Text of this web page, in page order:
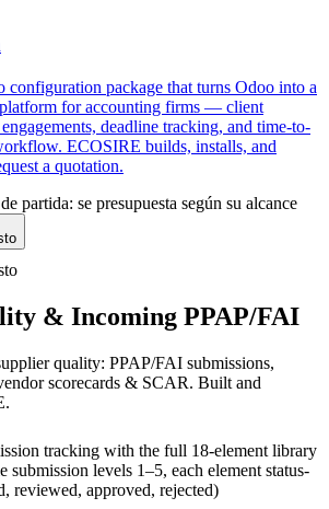
configuration package that turns Odoo into a
platform for accounting firms — client
deadline tracking, and time-to-
ECOSIRE builds, installs, and
a quotation.
partida: se presupuesta según su alcance
& Incoming PPAP/FAI
quality: PPAP/FAI submissions,
scorecards & SCAR. Built and
tracking with the full 18-element library
submission levels 1–5, each element status-
reviewed, approved, rejected)